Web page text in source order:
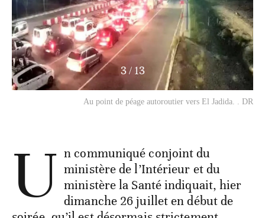
3/ 13
Au point de péage autoroutier vers El Jadida. . DR
U n communiqué conjoint du
ministère de l’Intérieur et du
ministère la Santé indiquait, hier
dimanche 26 juillet en début de